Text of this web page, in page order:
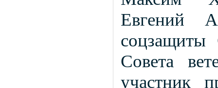
Евгений
соцзащиты
Совета
участник